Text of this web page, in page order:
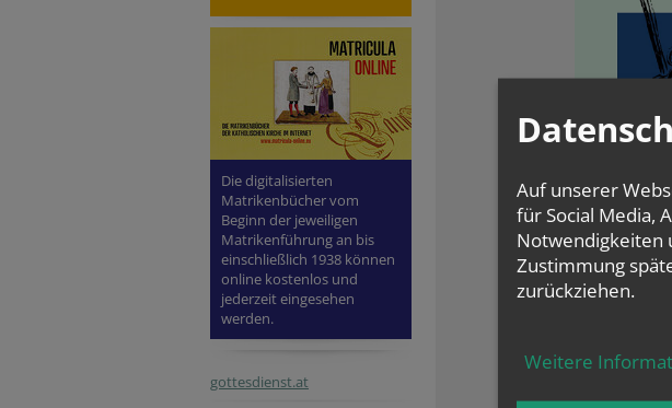
Die digitalisierten
Matrikenbücher vom
Beginn der jeweiligen
Matrikenführung an bis
einschließlich 1938 können
online kostenlos und
jederzeit eingesehen
werden.
gottesdienst.at
Auf unserer
für Social Media,
Notwendigkeiten
Zustimmung
zurückziehen.
Weitere